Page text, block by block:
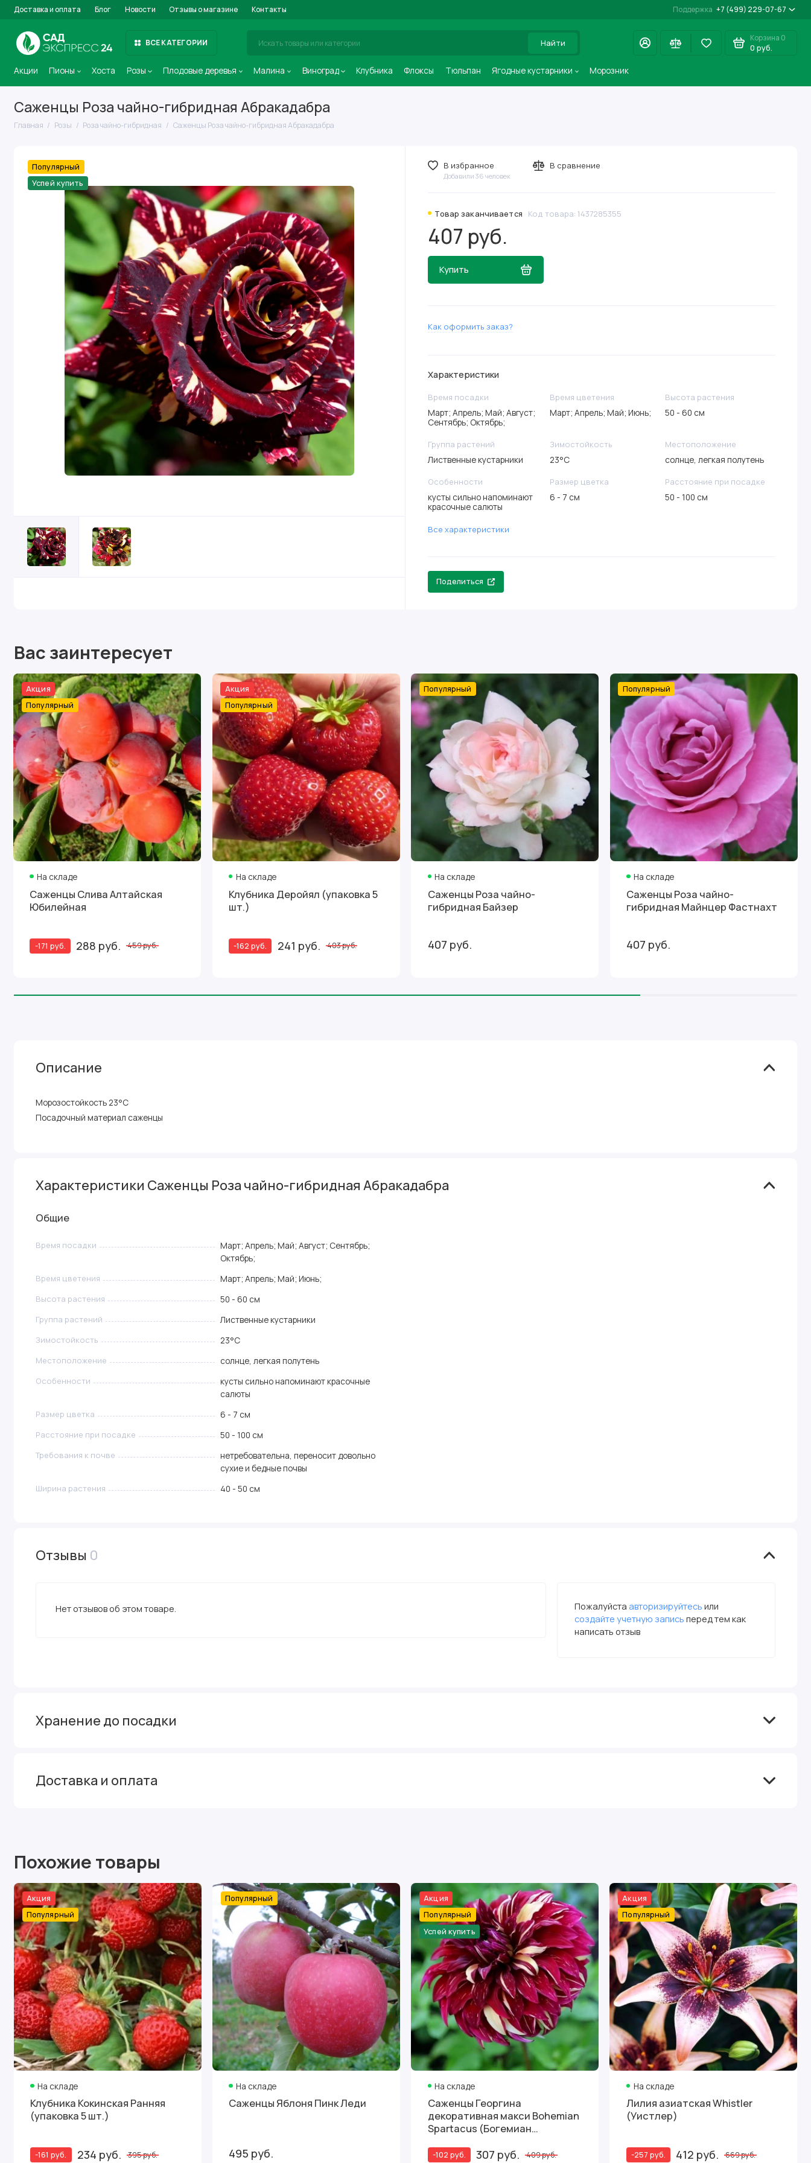
Доставка и оплата Блог Новости Отзывы о магазине Контакты Поддержка +7 (499) 229-07-67
ВСЕ КАТЕГОРИИ Найти Корзина 0
0 руб.
Акции Пионы Хоста Розы Плодовые деревья Малина Виноград Клубника Флоксы Тюльпан Ягодные кустарники Морозник
Саженцы Роза чайно-гибридная Абракадабра
Главная Розы Роза чайно-гибридная Саженцы Роза чайно-гибридная Абракадабра
Популярный
Успей купить
Товар заканчивается Код товара: 1437285355
407 руб.
Купить
В избранное
Добавили 36 человек
В сравнение
Как оформить заказ?
Характеристики
Время посадки
Март; Апрель; Май; Август;
Сентябрь; Октябрь;
Время цветения
Март; Апрель; Май; Июнь;
Высота растения
50 - 60 см
Группа растений
Лиственные кустарники
Зимостойкость
23°C
Местоположение
солнце, легкая полутень
Особенности
кусты сильно напоминают
красочные салюты
Размер цветка
6 - 7 см
Расстояние при посадке
50 - 100 см
Все характеристики
Поделиться
Вас заинтересует
Акция
Популярный
На складе
Саженцы Слива Алтайская
Юбилейная
-171 руб. 288 руб. 459 руб.
Акция
Популярный
На складе
Клубника Деройял (упаковка 5
шт.)
-162 руб. 241 руб. 403 руб.
Популярный
На складе
Саженцы Роза чайно-
гибридная Байзер
407 руб.
Популярный
На складе
Саженцы Роза чайно-
гибридная Майнцер Фастнахт
407 руб.
Описание
Морозостойкость 23°C
Посадочный материал саженцы
Характеристики Саженцы Роза чайно-гибридная Абракадабра
Общие
Время посадки
Март; Апрель; Май; Август; Сентябрь;
Октябрь;
Время цветения Март; Апрель; Май; Июнь;
Высота растения 50 - 60 см
Группа растений Лиственные кустарники
Зимостойкость 23°C
Местоположение солнце, легкая полутень
Особенности
кусты сильно напоминают красочные
салюты
Размер цветка 6 - 7 см
Расстояние при посадке 50 - 100 см
Требования к почве
нетребовательна, переносит довольно
сухие и бедные почвы
Ширина растения 40 - 50 см
Отзывы 0
Нет отзывов об этом товаре. Пожалуйста авторизируйтесь или
создайте учетную запись перед тем как
написать отзыв
Хранение до посадки
Доставка и оплата
Похожие товары
Акция
Популярный
На складе
Клубника Кокинская Ранняя
(упаковка 5 шт.)
-161 руб. 234 руб. 395 руб.
Популярный
На складе
Саженцы Яблоня Пинк Леди
495 руб.
Акция
Популярный
Успей купить
На складе
Саженцы Георгина
декоративная макси Bohemian
Spartacus (Богемиан
-102 руб. 307 руб. 409 руб.
Акция
Популярный
На складе
Лилия азиатская Whistler
(Уистлер)
-257 руб. 412 руб. 669 руб.